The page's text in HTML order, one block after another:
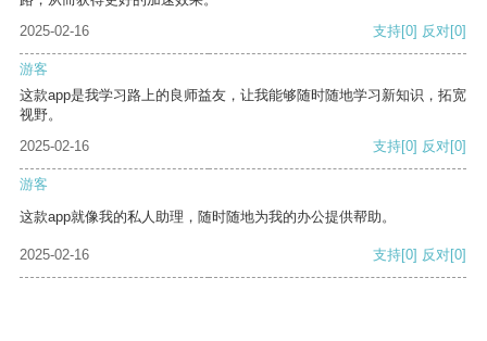
2025-02-16
支持[0] 反对[0]
游客
这款app是我学习路上的良师益友，让我能够随时随地学习新知识，拓宽
视野。
2025-02-16
支持[0] 反对[0]
游客
这款app就像我的私人助理，随时随地为我的办公提供帮助。
2025-02-16 支持[0] 反对[0]